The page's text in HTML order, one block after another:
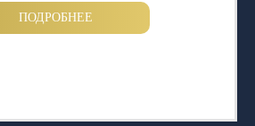
ПОДРОБНЕЕ